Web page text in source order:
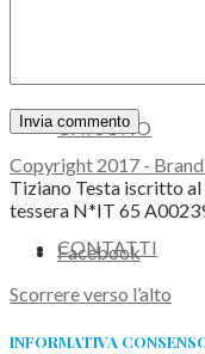
CHI SONO
CONTATTI
Copyright 2017 -
Tiziano Testa iscritto
tessera N*IT 65
Facebook
Scorrere verso l’alto
INFORMATIVA